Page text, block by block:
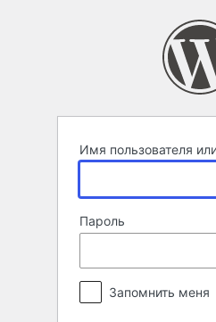
Имя пользователя
Пароль
Запомнить меня